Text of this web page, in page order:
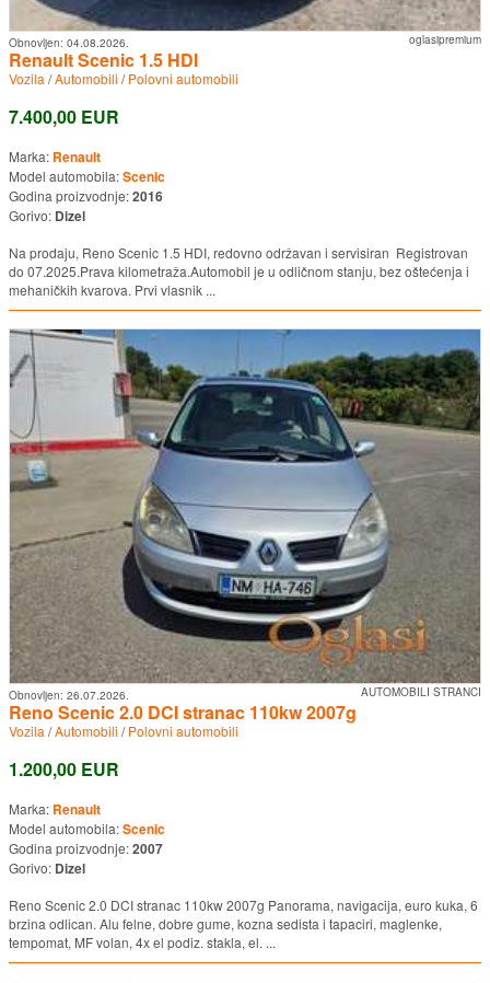
oglasipremium
Obnovljen: 04.08.2026.
Renault Scenic 1.5 HDI
Vozila /Automobili /Polovni automobili
7.400,00 EUR
Marka: Renault
Model automobila:Scenic
Godina proizvodnje:2016
Gorivo: Dizel
Na prodaju, Reno Scenic 1.5 HDI, redovno održavan i servisiran Registrovan
do 07.2025.Prava kilometraža.Automobil je u odličnom stanju, bez oštećenja i
mehaničkih kvarova. Prvi vlasnik ...
AUTOMOBILI STRANCI
Obnovljen: 26.07.2026.
Reno Scenic 2.0 DCI stranac 110kw 2007g
Vozila /Automobili /Polovni automobili
1.200,00 EUR
Marka: Renault
Model automobila:Scenic
Godina proizvodnje:2007
Gorivo: Dizel
Reno Scenic 2.0 DCI stranac 110kw 2007g Panorama, navigacija, euro kuka, 6
brzina odlican. Alu felne, dobre gume, kozna sedista i tapaciri, maglenke,
tempomat, MF volan, 4x el podiz. stakla, el. ...